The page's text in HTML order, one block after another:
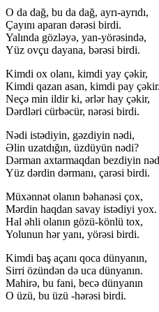
O da dağ, bu da dağ, ayrı-ayrıdı,
Çayını aparan dərəsi birdi.
Yalında gözləyə, yan-yörəsində,
Yüz ovçu dayana, bərəsi birdi.
Kimdi ox olanı, kimdi yay çəkir,
Kimdi qazan asan, kimdi pay çəkir.
Neçə min ildir ki, ərlər hay çəkir,
Dərdləri cürbəcür, nərəsi birdi.
Nədi istədiyin, gəzdiyin nədi,
Əlin uzatdığın, üzdüyün nədi?
Dərman axtarmaqdan bezdiyin
Yüz dərdin dərmanı, çarəsi birdi.
Müxənnət olanın bəhanəsi çox,
Mərdin haqdan savay istədiyi yox.
Hal əhli olanın gözü-könlü tox,
Yolunun hər yanı, yörəsi birdi.
Kimdi baş açanı qoca dünyanın,
Sirri özündən də uca dünyanın.
Mahirə, bu fani, becə dünyanın
O üzü, bu üzü -hərəsi birdi.